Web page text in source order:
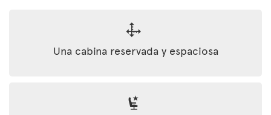
Una cabina reservada y espaciosa